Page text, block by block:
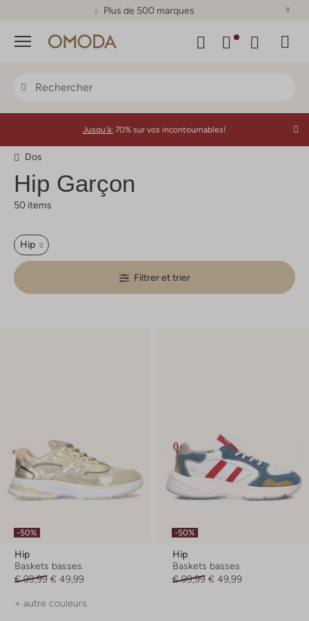
Plus de 500 marques
Menu
Jusqu'à: 70% sur vos incontournables!
Dos
Hip Garçon
50 items
Hip
Filtrer et trier
-50%
Hip
Baskets basses
€ 99,99 € 49,99
+ autre couleurs
-50%
Hip
Baskets basses
€ 99,99 € 49,99